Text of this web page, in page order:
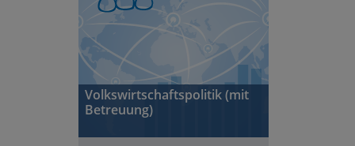
Volkswirtschaftspolitik (mit
Betreuung)